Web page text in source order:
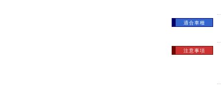
適合車種
注意事項